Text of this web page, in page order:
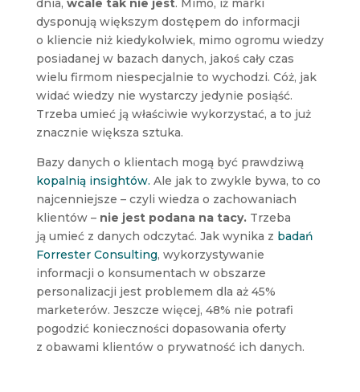
dnia, wcale tak nie jest. Mimo, iż marki
dysponują większym dostępem do informacji
o kliencie niż kiedykolwiek, mimo ogromu wiedzy
posiadanej w bazach danych, jakoś cały czas
wielu firmom niespecjalnie to wychodzi. Cóż, jak
widać wiedzy nie wystarczy jedynie posiąść.
Trzeba umieć ją właściwie wykorzystać, a to już
znacznie większa sztuka.
Bazy danych o klientach mogą być prawdziwą
kopalnią insightów. Ale jak to zwykle bywa, to co
najcenniejsze – czyli wiedza o zachowaniach
klientów – nie jest podana na tacy.Trzeba
ją umieć z danych odczytać. Jak wynika z badań
Forrester Consulting, wykorzystywanie
informacji o konsumentach w obszarze
personalizacji jest problemem dla aż 45%
marketerów. Jeszcze więcej, 48% nie potrafi
pogodzić konieczności dopasowania oferty
z obawami klientów o prywatność ich danych.